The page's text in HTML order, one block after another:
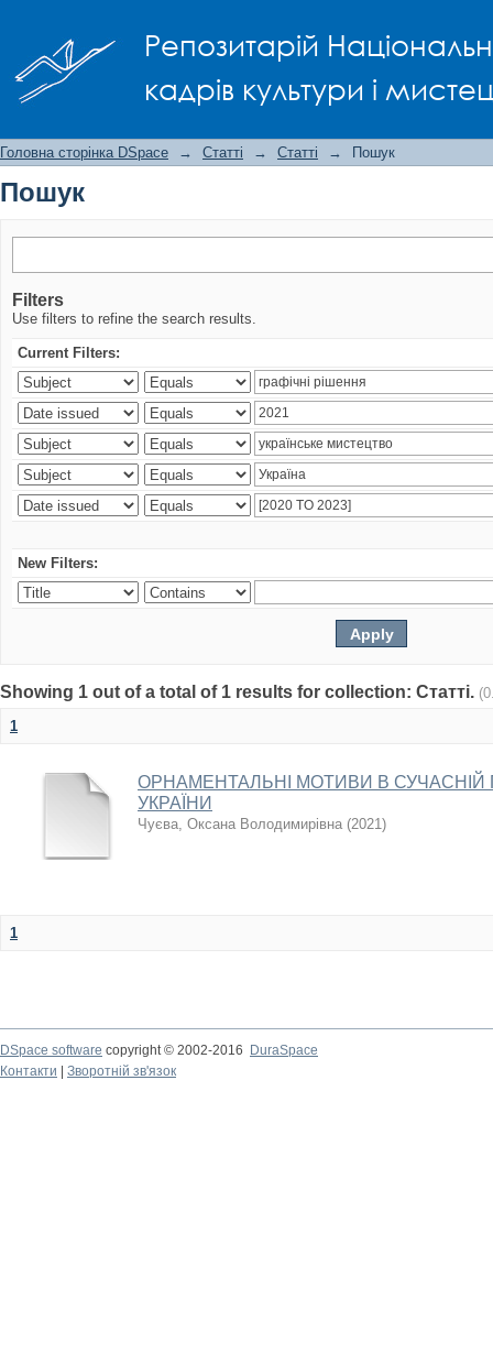
Репозитарій
кадрів культури і
Головна сторінка DSpace → Статті → Статті → Пошук
Пошук
Filters
Use filters to refine the search results.
Current Filters:
New Filters:
Showing 1 out of a total of 1 results for collection: Статті.
1
ОРНАМЕНТАЛЬНІ МОТИВИ В СУЧАСНІЙ
УКРАЇНИ
Чуєва, Оксана Володимирівна (2021)
1
DSpace software copyright © 2002-2016
DuraSpace
Контакти
Зворотній зв'язок